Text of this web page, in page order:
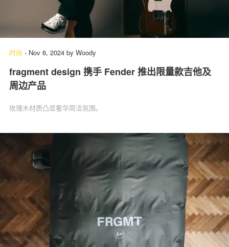
时尚 - Nov 6, 2024 by Woody
fragment design 携手 Fender 推出限量款吉他及
周边产品
玫瑰木材质凸显奢华简洁氛围。